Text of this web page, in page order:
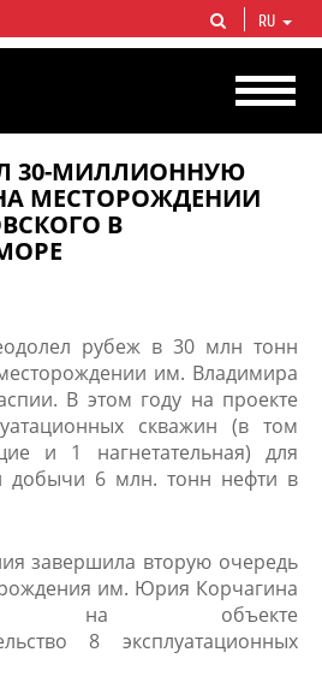
вертикально интегрированных
на долю которой приходится более 2%
1% доказанных запасов углеводородов.
RU
30-МИЛЛИОННУЮ
МЕСТОРОЖДЕНИИ
В
рубеж в 30 млн тонн
им. Владимира
В этом году на проекте
скважин (в том
и ​1 нагнетательная) для
добычи 6 млн. тонн нефти в
завершила вторую очередь
им. Юрия Корчагина
на объекте
8 эксплуатационных